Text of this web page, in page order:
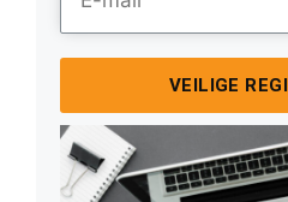
VEILIGE